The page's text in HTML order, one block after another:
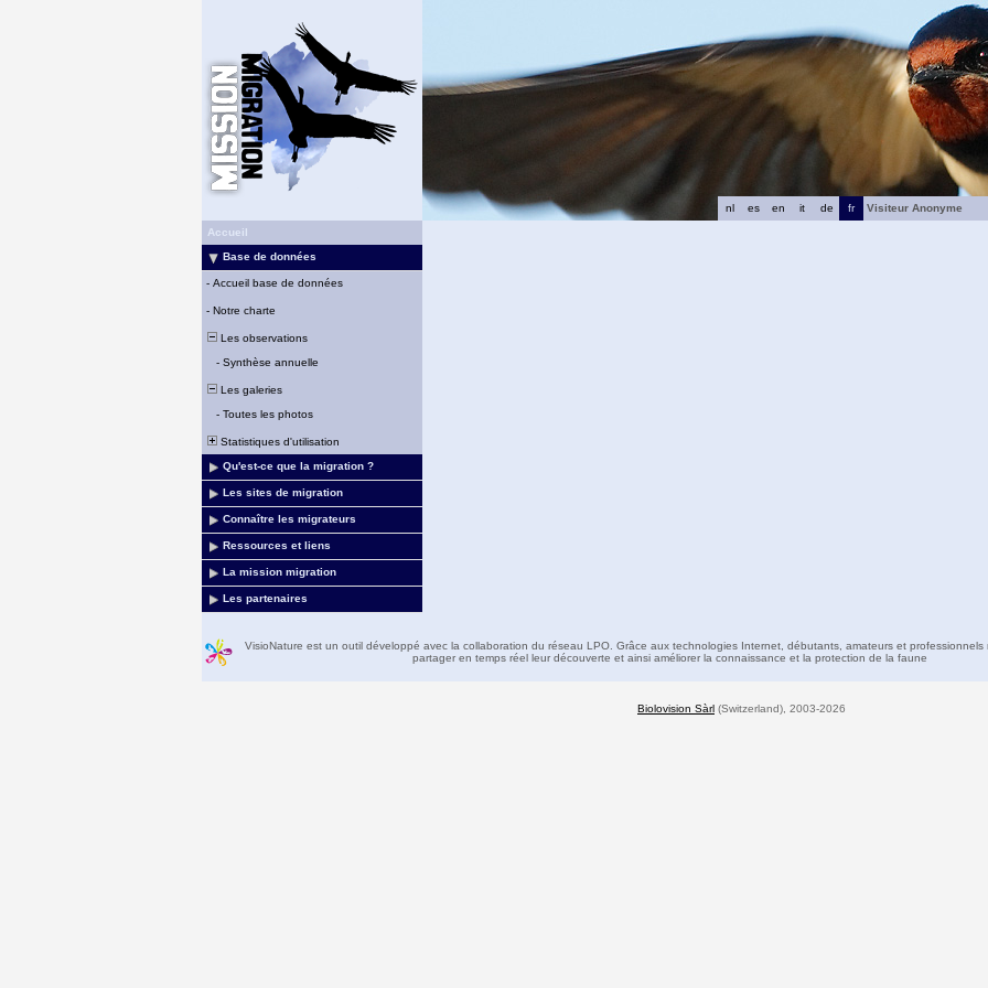
fr
de
it
en
es
nl
Visiteur Anonyme
Accueil
Base de données
- Accueil base de données
- Notre charte
Les observations
- Synthèse annuelle
Les galeries
- Toutes les photos
Statistiques d'utilisation
Qu'est-ce que la migration ?
Les sites de migration
Connaître les migrateurs
Ressources et liens
La mission migration
Les partenaires
VisioNature est un outil développé avec la collaboration du réseau LPO. Grâce aux technologies Internet, débutants, amateurs et professionnels
partager en temps réel leur découverte et ainsi améliorer la connaissance et la protection de la faune
Biolovision Sàrl (Switzerland), 2003-2026